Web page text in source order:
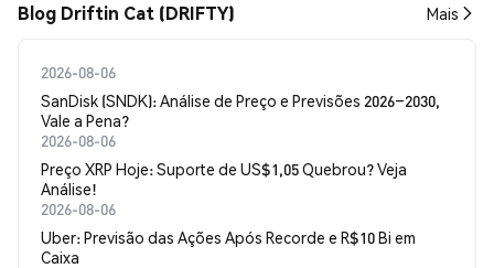
Blog Driftin Cat (DRIFTY) Mais
2026-08-06
SanDisk (SNDK): Análise de Preço e Previsões 2026–2030,
Vale a Pena?
2026-08-06
Preço XRP Hoje: Suporte de US$1,05 Quebrou? Veja
Análise!
2026-08-06
Uber: Previsão das Ações Após Recorde e R$10 Bi em
Caixa